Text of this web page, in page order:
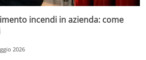
incendi in azienda: come
2026